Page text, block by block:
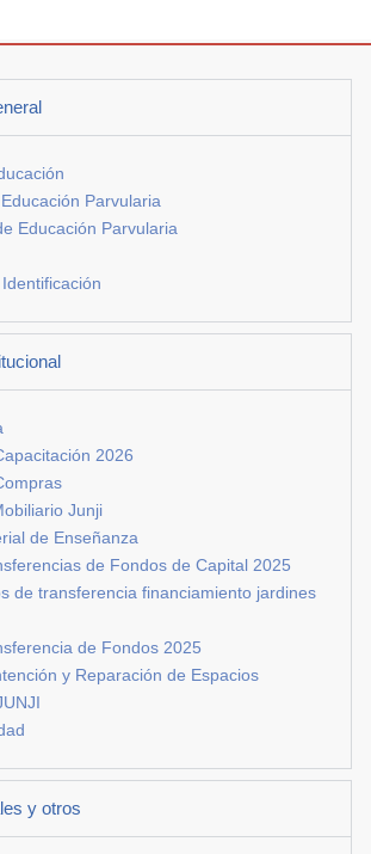
Parvularia
Educación Parvularia
2026
Junji
de Enseñanza
de Fondos de Capital 2025
de transferencia financiamiento jardines
de Fondos 2025
y Reparación de Espacios
y otros